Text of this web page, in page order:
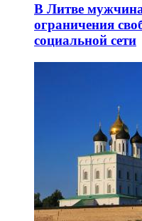
В Литве
ограничения
социальной сети